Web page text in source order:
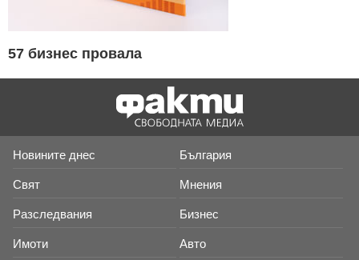
57 бизнес провала
Новините днес България
Свят Мнения
Разследвания Бизнес
Имоти Авто